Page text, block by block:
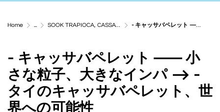
Home ... SOOK TRAPIOCA, CASSAVA - キャッサバペレット —— 小さな粒子、大きなインパ --> - タイのキャッサバペレット、世界への可能性
- キャッサバペレット —— 小
さな粒子、大きなインパ --> -
タイのキャッサバペレット、世
界への可能性